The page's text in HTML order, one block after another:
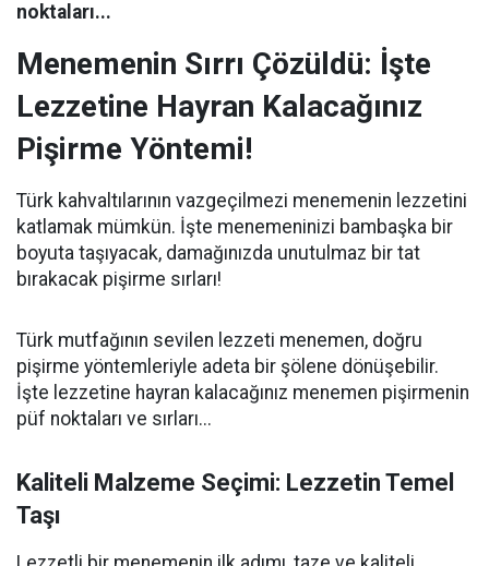
noktaları...
Menemenin Sırrı Çözüldü: İşte
Lezzetine Hayran Kalacağınız
Pişirme Yöntemi!
Türk kahvaltılarının vazgeçilmezi menemenin lezzetini
katlamak mümkün. İşte menemeninizi bambaşka bir
boyuta taşıyacak, damağınızda unutulmaz bir tat
bırakacak pişirme sırları!
Türk mutfağının sevilen lezzeti menemen, doğru
pişirme yöntemleriyle adeta bir şölene dönüşebilir.
İşte lezzetine hayran kalacağınız menemen pişirmenin
püf noktaları ve sırları...
Kaliteli Malzeme Seçimi: Lezzetin Temel
Taşı